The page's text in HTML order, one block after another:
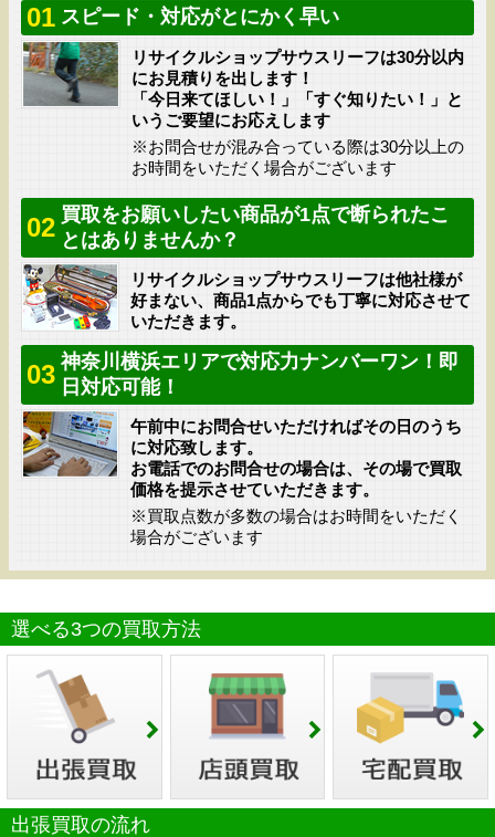
01 スピード・対応がとにかく早い
リサイクルショップサウスリーフは30分以内
にお見積りを出します！
「今日来てほしい！」「すぐ知りたい！」と
いうご要望にお応えします
※お問合せが混み合っている際は30分以上の
お時間をいただく場合がございます
02 買取をお願いしたい商品が1点で断られたこ
とはありませんか？
リサイクルショップサウスリーフは他社様が
好まない、商品1点からでも丁寧に対応させて
いただきます。
03 神奈川横浜エリアで対応力ナンバーワン！即
日対応可能！
午前中にお問合せいただければその日のうち
に対応致します。
お電話でのお問合せの場合は、その場で買取
価格を提示させていただきます。
※買取点数が多数の場合はお時間をいただく
場合がございます
選べる3つの買取方法
出張買取の流れ